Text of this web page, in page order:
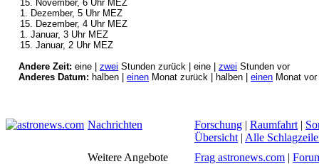
15. November, 6 Uhr MEZ
1. Dezember, 5 Uhr MEZ
15. Dezember, 4 Uhr MEZ
1. Januar, 3 Uhr MEZ
15. Januar, 2 Uhr MEZ
Andere Zeit: eine | zwei Stunden zurück | eine | zwei Stunden vor
Anderes Datum: halben | einen Monat zurück | halben | einen Monat vor
Nachrichten Forschung | Raumfahrt |
Übersicht | Alle
Weitere Angebote
Frag astronews.com |